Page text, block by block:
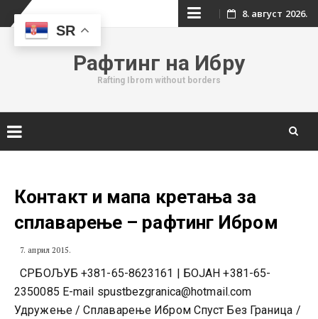
Skip
content
8. август 2026.
Рафтинг на Ибру
Rafting Ibrom without borders
contentКонтакт и мапа кретања за
сплаварење – рафтинг Ибром
7. април 2015.
СРБОЉУБ +381-65-8623161 | БОЈАН +381-65-
2350085 E-mail spustbezgranica@hotmail.com
Удружење / Сплаварење Ибром Спуст Без Граница /
SR